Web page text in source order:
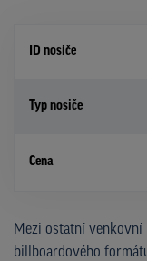
ID nosiče
Typ nosiče
Cena
Mezi ostatní venkovní
billboardového